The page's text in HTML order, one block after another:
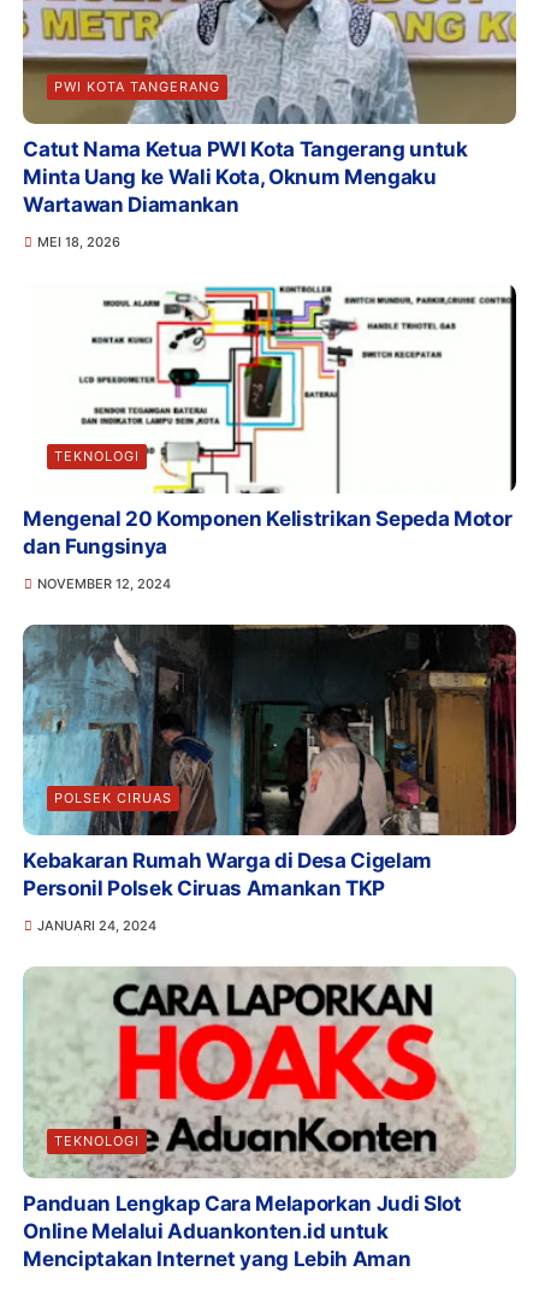
PWI KOTA TANGERANG
Catut Nama Ketua PWI Kota Tangerang untuk
Minta Uang ke Wali Kota, Oknum Mengaku
Wartawan Diamankan
MEI 18, 2026
TEKNOLOGI
Mengenal 20 Komponen Kelistrikan Sepeda Motor
dan Fungsinya
NOVEMBER 12, 2024
POLSEK CIRUAS
Kebakaran Rumah Warga di Desa Cigelam
Personil Polsek Ciruas Amankan TKP
JANUARI 24, 2024
TEKNOLOGI
Panduan Lengkap Cara Melaporkan Judi Slot
Online Melalui Aduankonten.id untuk
Menciptakan Internet yang Lebih Aman